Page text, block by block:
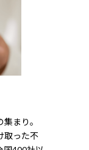
まり。
取った不